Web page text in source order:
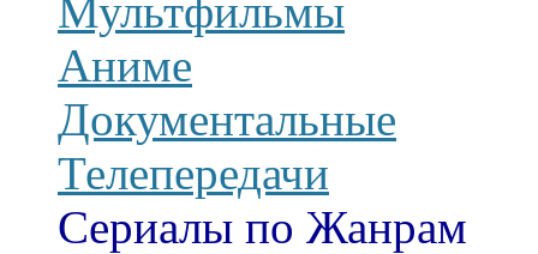
Мультфильмы
Аниме
Документальные
Телепередачи
Сериалы по Жанрам